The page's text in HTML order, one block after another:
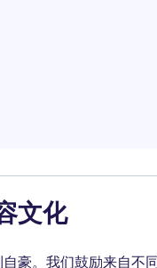
文化
豪。我们鼓励来自不